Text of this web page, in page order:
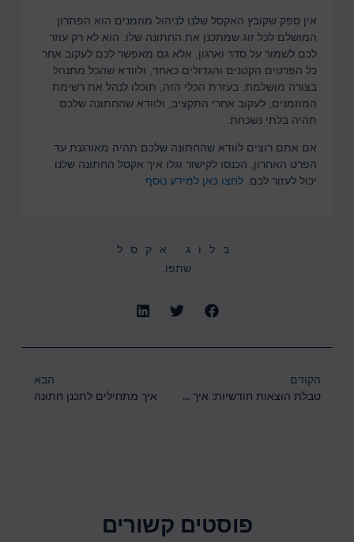
אין ספק שקובץ האקסל שלנו לניהול מוזמנים הוא הפתרון
המושלם לכל זוג שמתכנן את החתונה שלו. הוא לא רק עוזר
לכם לשמור על סדר וארגון, אלא גם מאפשר לכם לעקוב אחר
כל הפרטים הקטנים והגדולים כאחד, ולוודא שהכל מתנהל
בצורה מושלמת. בעזרת הכלי הזה, תוכלו לנהל את רשימת
המוזמנים, לעקוב אחרי התקציב, ולוודא שהחתונה שלכם
תהיה בלתי נשכחת.
אם אתם רוצים לוודא שהחתונה שלכם תהיה מאורגנת עד
הפרט האחרון, הכנסו לקישור וגלו איך אקסל החתונה שלנו
יכול לעזור לכם. לחצו כאן למידע נוסף
בלוג אקסל
שתפו:
הקודם
טבלת הוצאות חודשיות: איך לעקוב אחר ההוצאות שלכם ולשמור על התקציב
הבא
איך מתחילים לתכנן חתונה
פוסטים קשורים